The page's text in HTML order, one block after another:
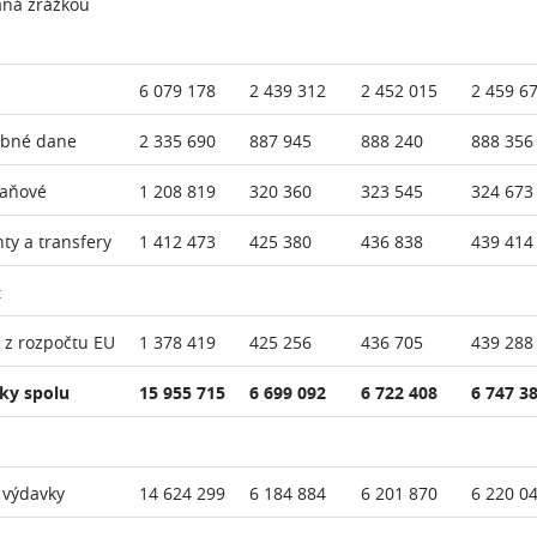
6 079 178 2 439 312 2 452 015 2 459
dane 2 335 690 887 945 888 240 888 356
1 208 819 320 360 323 545 324 673
a transfery 1 412 473 425 380 436 838 439 414
rozpočtu EU 1 378 419 425 256 436 705 439 288
spolu 15 955 715 6 699 092 6 722 408 6 747
14 624 299 6 184 884 6 201 870 6 220